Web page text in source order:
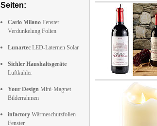
Seiten:
Carlo Milano Fenster
Verdunkelung Folien
Lunartec LED-Laternen Solar
Sichler Haushaltsgeräte
Luftkühler
Your Design Mini-Magnet
Bilderrahmen
infactory Wärmeschutzfolien
Fenster